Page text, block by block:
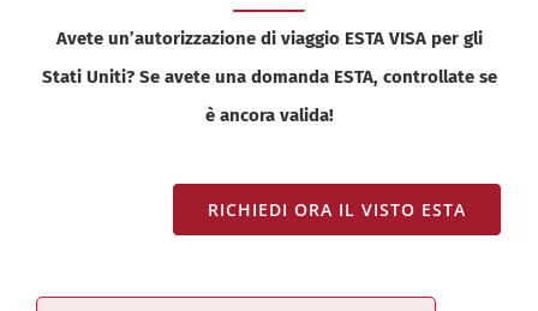
Avete un’autorizzazione di viaggio ESTA VISA per gli
Stati Uniti? Se avete una domanda ESTA, controllate se
è ancora valida!
RICHIEDI ORA IL VISTO ESTA